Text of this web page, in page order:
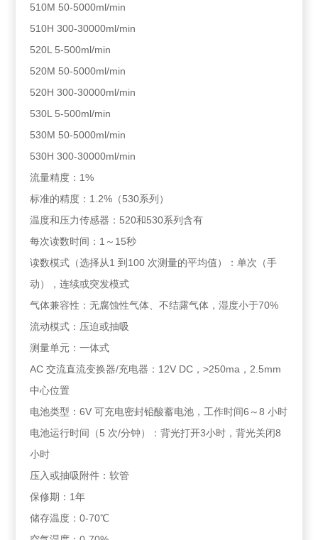
510M 50-5000ml/min
510H 300-30000ml/min
520L 5-500ml/min
520M 50-5000ml/min
520H 300-30000ml/min
530L 5-500ml/min
530M 50-5000ml/min
530H 300-30000ml/min
流量精度：1%
标准的精度：1.2%（530系列）
温度和压力传感器：520和530系列含有
每次读数时间：1～15秒
读数模式（选择从1 到100 次测量的平均值）：单次（手
动），连续或突发模式
气体兼容性：无腐蚀性气体、不结露气体，湿度小于70%
流动模式：压迫或抽吸
测量单元：一体式
AC 交流直流变换器/充电器：12V DC，>250ma，2.5mm
中心位置
电池类型：6V 可充电密封铅酸蓄电池，工作时间6～8 小时
电池运行时间（5 次/分钟）：背光打开3小时，背光关闭8
小时
压入或抽吸附件：软管
保修期：1年
储存温度：0-70℃